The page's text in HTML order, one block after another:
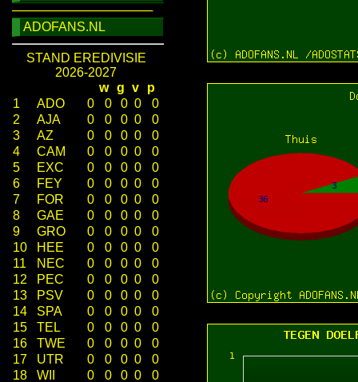
────────────────
ADOFANS.NL
STAND EREDIVISIE
2026-2027
w g v
p
1
ADO 0 0 0 0
0
2
AJA 0 0 0 0
0
3
AZ 0 0 0 0
0
4
CAM 0 0 0 0
0
5
EXC 0 0 0 0
0
6
FEY 0 0 0 0
0
7
FOR 0 0 0 0
0
8
GAE 0 0 0 0
0
9
GRO 0 0 0 0
0
10
HEE 0 0 0 0
0
11
NEC 0 0 0 0
0
12
PEC 0 0 0 0
0
13
PSV 0 0 0 0
0
14
SPA 0 0 0 0
0
15
TEL 0 0 0 0
0
16
TWE 0 0 0 0
0
17
UTR 0 0 0 0
0
18
WII 0 0 0 0
0